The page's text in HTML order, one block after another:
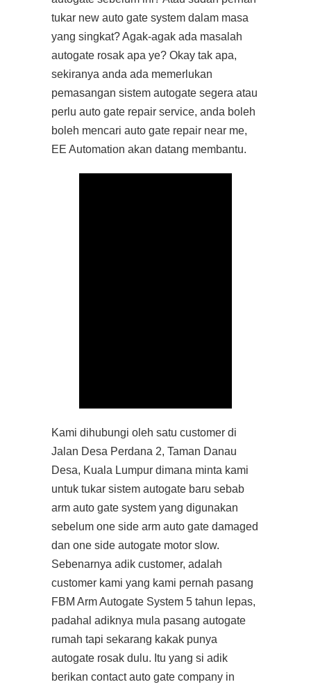
tukar new auto gate system dalam masa
yang singkat? Agak-agak ada masalah
autogate rosak apa ye? Okay tak apa,
sekiranya anda ada memerlukan
pemasangan sistem autogate segera atau
perlu auto gate repair service, anda boleh
boleh mencari auto gate repair near me,
EE Automation akan datang membantu.
Kami dihubungi oleh satu customer di
Jalan Desa Perdana 2, Taman Danau
Desa, Kuala Lumpur dimana minta kami
untuk tukar sistem autogate baru sebab
arm auto gate system yang digunakan
sebelum one side arm auto gate damaged
dan one side autogate motor slow.
Sebenarnya adik customer, adalah
customer kami yang kami pernah pasang
FBM Arm Autogate System 5 tahun lepas,
padahal adiknya mula pasang autogate
rumah tapi sekarang kakak punya
autogate rosak dulu. Itu yang si adik
berikan contact auto gate company in